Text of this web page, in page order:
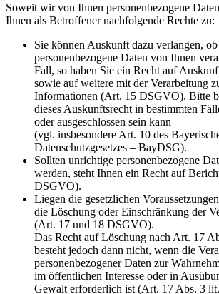
Soweit wir von Ihnen personenbezogene
Ihnen als Betroffener nachfolgende Rechte zu:
Sie können Auskunft dazu verlangen,
personenbezogene Daten von Ihnen
Fall, so haben Sie ein Recht auf
sowie auf weitere mit der Verarbeitung
Informationen (Art. 15 DSGVO). Bitte
dieses Auskunftsrecht in bestimmten
oder ausgeschlossen sein kann
(vgl. insbesondere Art. 10 des
Datenschutzgesetzes – BayDSG).
Sollten unrichtige personenbezogene
werden, steht Ihnen ein Recht auf
DSGVO).
Liegen die gesetzlichen
die Löschung oder Einschränkung der
(Art. 17 und 18 DSGVO).
Das Recht auf Löschung nach Art. 17
besteht jedoch dann nicht, wenn die
personenbezogener Daten zur
im öffentlichen Interesse oder in
Gewalt erforderlich ist (Art. 17 Abs. 3